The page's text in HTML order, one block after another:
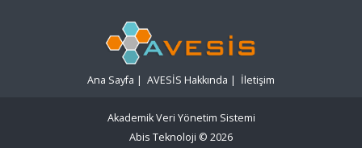
Ana Sayfa | AVESİS Hakkında | İletişim
Akademik Veri Yönetim Sistemi
Abis Teknoloji © 2026